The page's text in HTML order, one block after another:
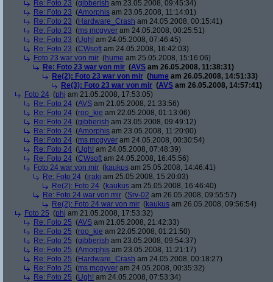
Re: Foto 23 (gibberish am 23.05.2008, 09:45:34)
Re: Foto 23 (Amorphis am 23.05.2008, 11:14:01)
Re: Foto 23 (Hardware_Crash am 24.05.2008, 00:15:41)
Re: Foto 23 (ms mcgyver am 24.05.2008, 00:25:51)
Re: Foto 23 (Ugh! am 24.05.2008, 07:46:45)
Re: Foto 23 (CWsoft am 24.05.2008, 16:42:03)
Foto 23 war von mir (hume am 25.05.2008, 15:16:06)
Re: Foto 23 war von mir (AVS am 26.05.2008, 11:38:31)
Re(2): Foto 23 war von mir (hume am 26.05.2008, 14:51:33)
Re(3): Foto 23 war von mir (AVS am 26.05.2008, 14:57:41)
Foto 24 (phj am 21.05.2008, 17:53:05)
Re: Foto 24 (AVS am 21.05.2008, 21:33:56)
Re: Foto 24 (roo_kie am 22.05.2008, 01:13:06)
Re: Foto 24 (gibberish am 23.05.2008, 09:49:12)
Re: Foto 24 (Amorphis am 23.05.2008, 11:20:00)
Re: Foto 24 (ms mcgyver am 24.05.2008, 00:30:54)
Re: Foto 24 (Ugh! am 24.05.2008, 07:48:39)
Re: Foto 24 (CWsoft am 24.05.2008, 16:45:56)
Foto 24 war von mir (kaukus am 25.05.2008, 14:46:41)
Re: Foto 24 (iraki am 25.05.2008, 15:20:03)
Re(2): Foto 24 (kaukus am 25.05.2008, 16:46:40)
Re: Foto 24 war von mir (Srv-02 am 26.05.2008, 09:55:57)
Re(2): Foto 24 war von mir (kaukus am 26.05.2008, 09:56:54)
Foto 25 (phj am 21.05.2008, 17:53:32)
Re: Foto 25 (AVS am 21.05.2008, 21:42:33)
Re: Foto 25 (roo_kie am 22.05.2008, 01:21:50)
Re: Foto 25 (gibberish am 23.05.2008, 09:54:37)
Re: Foto 25 (Amorphis am 23.05.2008, 11:21:17)
Re: Foto 25 (Hardware_Crash am 24.05.2008, 00:18:27)
Re: Foto 25 (ms mcgyver am 24.05.2008, 00:35:32)
Re: Foto 25 (Ugh! am 24.05.2008, 07:53:34)